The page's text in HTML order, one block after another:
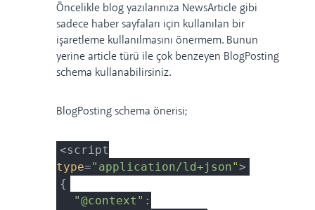
Öncelikle blog yazılarınıza NewsArticlegibi
sadece haber sayfaları için kullanılan bir
işaretleme kullanılmasını önermem. Bunun
yerine article türü ile çok benzeyen BlogPosting
schema kullanabilirsiniz.
BlogPosting schema önerisi;
<script
type="application/ld+json">
{
"@context" :